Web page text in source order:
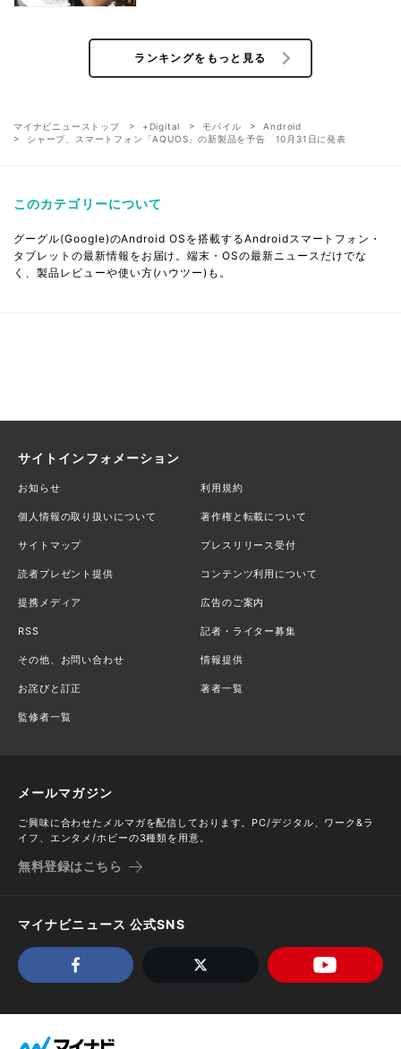
ランキングをもっと見る
マイナビニューストップ +Digital モバイル
Android
シャープ、スマートフォン「AQUOS」の新製品を予告 10月31日に発表
このカテゴリーについて
グーグル(Google)のAndroid OSを搭載するAndroidスマートフォン・
タブレットの最新情報をお届け。端末・OSの最新ニュースだけでな
く、製品レビューや使い方(ハウツー)も。
サイトインフォメーション
お知らせ 利用規約
個人情報の取り扱いについて 著作権と転載について
サイトマップ プレスリリース受付
読者プレゼント提供 コンテンツ利用について
提携メディア 広告のご案内
RSS 記者・ライター募集
その他、お問い合わせ 情報提供
お詫びと訂正 著者一覧
監修者一覧
メールマガジン
ご興味に合わせたメルマガを配信しております。PC/デジタル、ワーク&ラ
イフ、エンタメ/ホビーの3種類を用意。
無料登録はこちら
マイナビニュース 公式SNS